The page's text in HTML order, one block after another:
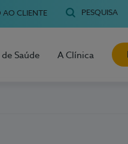
AO CLIENTE PESQUISA
Saúde A Clínica